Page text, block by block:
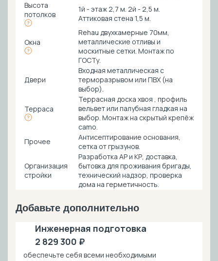
Высота
потолков
1й - этаж 2,7 м. 2й - 2,5 м.
Аттиковая стена 1,5 м.
Окна
Rehau двухкамерные 70мм,
металлические отливы и
москитные сетки. Монтаж по
ГОСТу.
Двери
Входная металлическая с
терморазрывом или ПВХ (на
выбор).
Терраса
Террасная доска хвоя , профиль
вельвет или палубная гладкая на
выбор. Монтаж на скрытый крепёж
camo.
Прочее
Антисептирование основания,
cетка от грызунов.
Организация
стройки
Разработка АР и КР, доставка,
бытовка для проживания бригады,
технический надзор, проверка
дома на герметичность.
Добавьте дополнительно
Инженерная подготовка
2 829 300 ₽
обеспечьте себя всеми необходимыми